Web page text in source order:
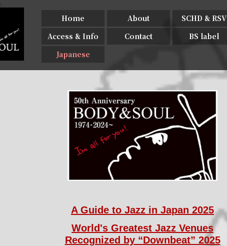
Home About SCHD & RSV
Access & Info
Contact BS label
Japanese
A Guide to Jazz in Japan 2025
World's Greatest Jazz Venues
Recognized by “Downbeat” 2025